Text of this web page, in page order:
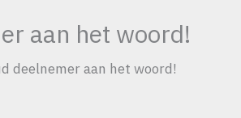
aan het woord!
deelnemer aan het woord!